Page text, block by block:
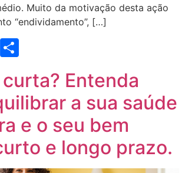
Muito da motivação desta ação
“endividamento”, […]
Email
Entenda
a sua saúde
e o seu bem
e longo prazo.